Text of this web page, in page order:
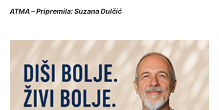
ATMA – Pripremila: Suzana Dulčić